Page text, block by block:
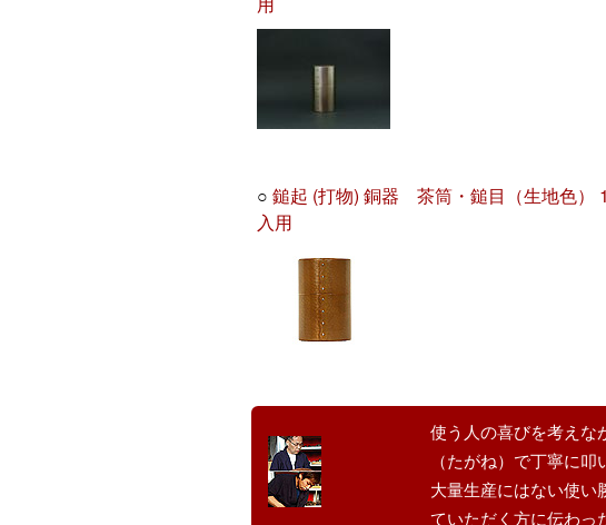
○ 鎚起 (打物) 銅器 茶筒・鎚目（生地色）
入用
使う人の喜びを考えな
（たがね）で丁寧に
大量生産にはない使い
ていただく方に伝わっ